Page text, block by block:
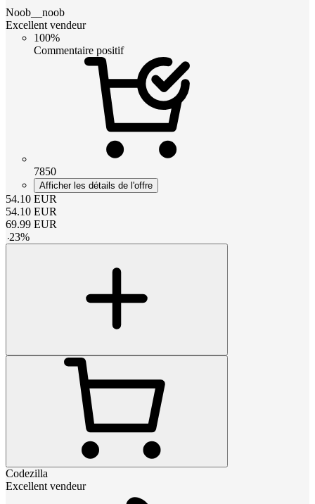
Noob__noob
Excellent vendeur
100%
Commentaire positif
7850
Afficher les détails de l'offre
54.10 EUR
54.10 EUR
69.99 EUR
-23%
Codezilla
Excellent vendeur